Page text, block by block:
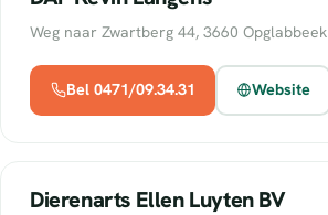
Weg naar Zwartberg 44, 3660 Opglabbeek
Bel 0471/09.34.31 Website
Dierenarts Ellen Luyten BV